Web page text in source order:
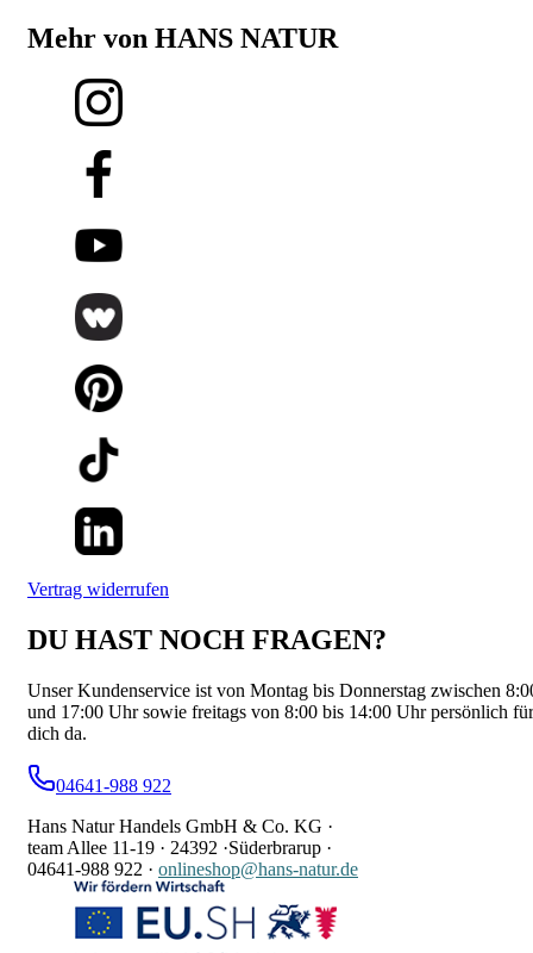
Mehr von HANS NATUR
Vertrag widerrufen
DU HAST NOCH FRAGEN?
Unser Kundenservice ist von Montag bis Donnerstag zwischen
und 17:00 Uhr sowie freitags von 8:00 bis 14:00 Uhr persönlich für
dich da.
04641-988 922
Hans Natur Handels GmbH & Co. KG ·
team Allee 11-19 · 24392 ·Süderbrarup ·
04641-988 922 · onlineshop@hans-natur.de